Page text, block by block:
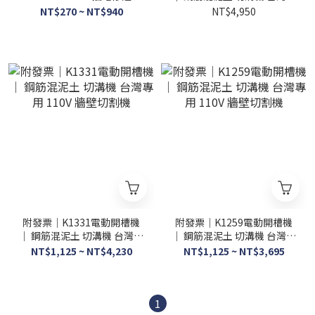
修邊機 可調速大馬力 雕刻機
NT$270 ~ NT$940
用 110V 牆壁切割機 金剛石
NT$4,950
附發票｜K1331電動開槽機
｜ 鋼筋混泥土 切溝機 台灣專
用 110V 牆壁切割機
NT$1,125 ~ NT$4,230
附發票｜K1259電動開槽機
｜ 鋼筋混泥土 切溝機 台灣專
用 110V 牆壁切割機
NT$1,125 ~ NT$3,695
1